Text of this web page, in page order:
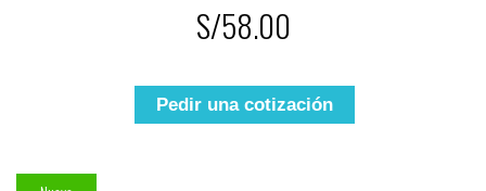
S/58.00
Pedir una cotización